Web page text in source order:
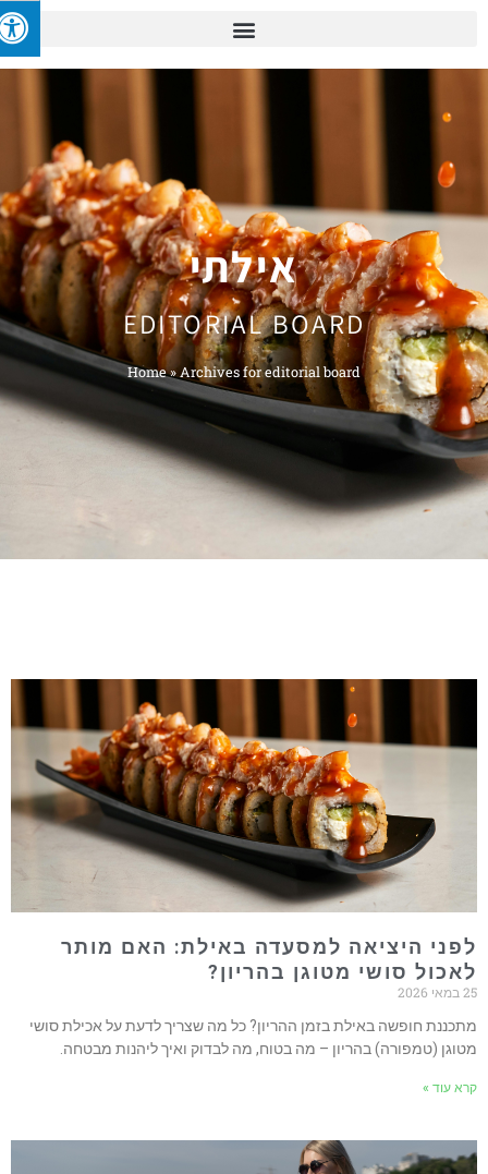
אילתי
EDITORIAL BOARD
Home»Archives for editorial board
היציאה למסעדה באילת: האם מותר
סושי מטוגן בהריון?
חופשה באילת בזמן ההריון? כל מה שצריך לדעת על אכילת סושי
(טמפורה) בהריון – מה בטוח, מה לבדוק ואיך ליהנות מבטחה.
עוד »